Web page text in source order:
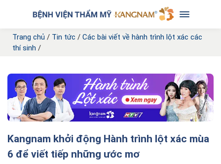
Trang chủ / Tin tức / Các bài viết về hành trình lột xác các
thí sinh /
Kangnam khởi động Hành trình lột xác mùa
6 để viết tiếp những ước mơ